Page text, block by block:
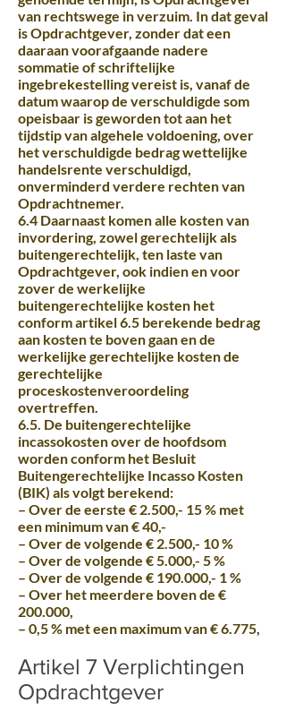
van rechtswege in verzuim. In dat geval
is Opdrachtgever, zonder dat een
daaraan voorafgaande nadere
sommatie of schriftelijke
ingebrekestelling vereist is, vanaf de
datum waarop de verschuldigde som
opeisbaar is geworden tot aan het
tijdstip van algehele voldoening, over
het verschuldigde bedrag wettelijke
handelsrente verschuldigd,
onverminderd verdere rechten van
Opdrachtnemer.
6.4 Daarnaast komen alle kosten van
invordering, zowel gerechtelijk als
buitengerechtelijk, ten laste van
Opdrachtgever, ook indien en voor
zover de werkelijke
buitengerechtelijke kosten het
conform artikel 6.5 berekende bedrag
aan kosten te boven gaan en de
werkelijke gerechtelijke kosten de
gerechtelijke
proceskostenveroordeling
overtreffen.
6.5. De buitengerechtelijke
incassokosten over de hoofdsom
worden conform het Besluit
Buitengerechtelijke Incasso Kosten
(BIK) als volgt berekend:
– Over de eerste € 2.500,- 15 % met
een minimum van € 40,-
– Over de volgende € 2.500,- 10 %
– Over de volgende € 5.000,- 5 %
– Over de volgende € 190.000,- 1 %
– Over het meerdere boven de €
200.000,
– 0,5 % met een maximum van € 6.775,
Artikel 7 Verplichtingen
Opdrachtgever